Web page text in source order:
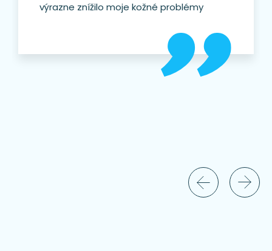
výrazne znížilo moje kožné problémy